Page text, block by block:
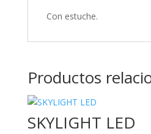
Con estuche.
Productos
SKYLIGHT LED